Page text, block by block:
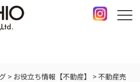
> お役立ち情報【不動産】 >不動産売